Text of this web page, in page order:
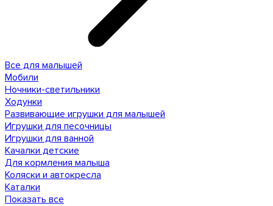
Все для малышей
Мобили
Ночники-светильники
Ходунки
Развивающие игрушки для малышей
Игрушки для песочницы
Игрушки для ванной
Качалки детские
Для кормления малыша
Коляски и автокресла
Каталки
Показать все